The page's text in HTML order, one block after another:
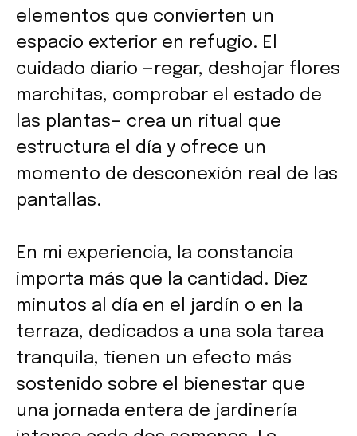
elementos que convierten un
espacio exterior en refugio. El
cuidado diario —regar, deshojar flores
marchitas, comprobar el estado de
las plantas— crea un ritual que
estructura el día y ofrece un
momento de desconexión real de las
pantallas.
En mi experiencia, la constancia
importa más que la cantidad. Diez
minutos al día en el jardín o en la
terraza, dedicados a una sola tarea
tranquila, tienen un efecto más
sostenido sobre el bienestar que
una jornada entera de jardinería